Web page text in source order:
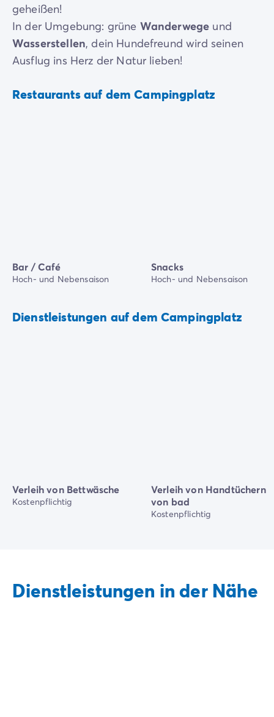
geheißen!
In der Umgebung: grüne Wanderwege und
Wasserstellen, dein Hundefreund wird seinen
Ausflug ins Herz der Natur lieben!
Restaurants auf dem Campingplatz
Bar / Café
Hoch- und Nebensaison
Snacks
Hoch- und Nebensaison
Dienstleistungen auf dem Campingplatz
Verleih von Bettwäsche
Kostenpflichtig
Verleih von Handtüchern
von bad
Kostenpflichtig
Dienstleistungen in der Nähe